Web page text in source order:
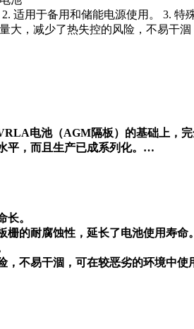
适用于备用和储能电源使用。 3.
大，减少了热失控的风险，不易干
电池（AGM隔板）的基础上，
平，而且生产已成系列化。…
长。
的耐腐蚀性，延长了电池使用寿命。
不易干涸，可在较恶劣的环境中使